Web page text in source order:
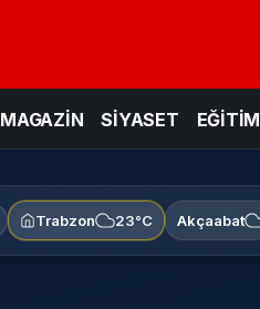
MAGAZİN SİYASET EĞİTİM
Trabzon 23°C Akçaabat